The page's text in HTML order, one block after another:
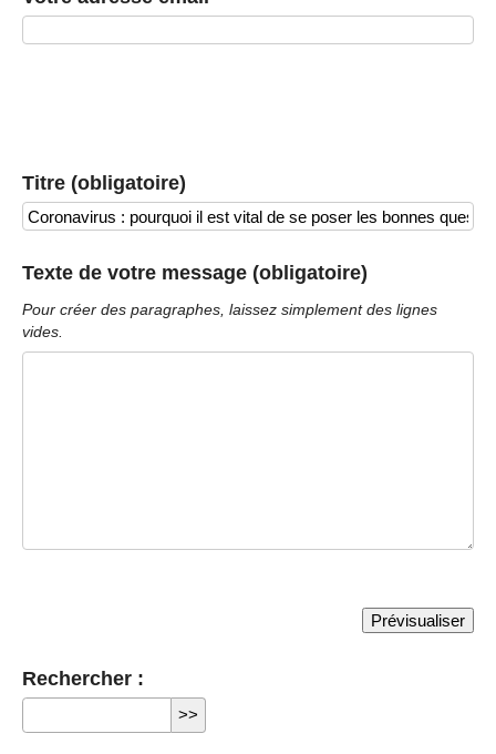
Titre (obligatoire)
Texte de votre message (obligatoire)
Pour créer des paragraphes, laissez simplement des lignes
vides.
Rechercher :